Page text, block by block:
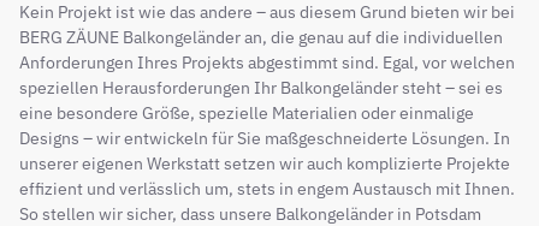
Kein Projekt ist wie das andere – aus diesem Grund bieten wir bei
BERG ZÄUNE Balkongeländer an, die genau auf die individuellen
Anforderungen Ihres Projekts abgestimmt sind. Egal, vor welchen
speziellen Herausforderungen Ihr Balkongeländer steht – sei es
eine besondere Größe, spezielle Materialien oder einmalige
Designs – wir entwickeln für Sie maßgeschneiderte Lösungen. In
unserer eigenen Werkstatt setzen wir auch komplizierte Projekte
effizient und verlässlich um, stets in engem Austausch mit Ihnen.
So stellen wir sicher, dass unsere Balkongeländer in Potsdam